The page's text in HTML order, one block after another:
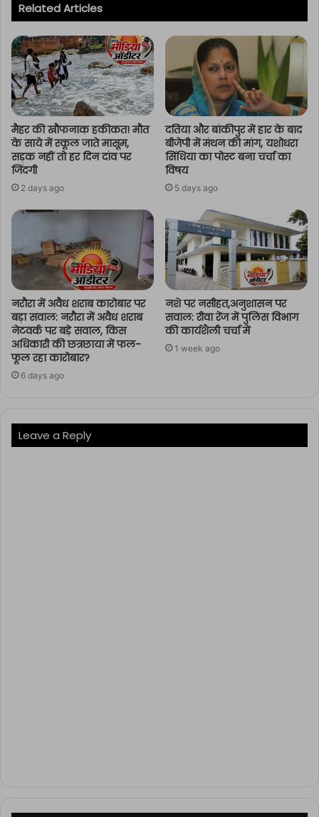
Related Articles
मैहर की खौफनाक हकीकत! मौत
के साये में स्कूल जाते मासूम,
सड़क नहीं तो हर दिन दांव पर
जिंदगी
2 days ago
दतिया और बांकीपुर में हार के बाद
बीजेपी में मंथन की मांग, यशोधरा
सिंधिया का पोस्ट बना चर्चा का
विषय
5 days ago
नरौरा में अवैध शराब कारोबार पर
बड़ा सवाल: नरौरा में अवैध शराब
नेटवर्क पर बड़े सवाल, किस
अधिकारी की छत्रछाया में फल-
फूल रहा कारोबार?
6 days ago
नशे पर नसीहत,अनुशासन पर
सवाल: रीवा रेंज में पुलिस विभाग
की कार्यशैली चर्चा में
1 week ago
Leave a Reply